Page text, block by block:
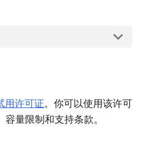
用许可证。你可以使用该许可
量限制和支持条款。